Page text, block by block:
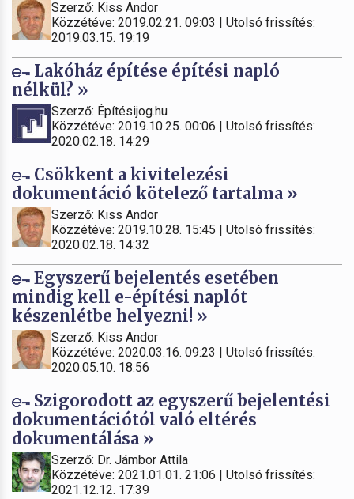
Szerző: Kiss Andor
Közzétéve: 2019.02.21. 09:03 | Utolsó frissítés:
2019.03.15. 19:19
Lakóház építése építési napló
nélkül? »
Szerző: Építésijog.hu
Közzétéve: 2019.10.25. 00:06 | Utolsó frissítés:
2020.02.18. 14:29
Csökkent a kivitelezési
dokumentáció kötelező tartalma »
Szerző: Kiss Andor
Közzétéve: 2019.10.28. 15:45 | Utolsó frissítés:
2020.02.18. 14:32
Egyszerű bejelentés esetében
mindig kell e-építési naplót
készenlétbe helyezni! »
Szerző: Kiss Andor
Közzétéve: 2020.03.16. 09:23 | Utolsó frissítés:
2020.05.10. 18:56
Szigorodott az egyszerű bejelentési
dokumentációtól való eltérés
dokumentálása »
Szerző: Dr. Jámbor Attila
Közzétéve: 2021.01.01. 21:06 | Utolsó frissítés:
2021.12.12. 17:39